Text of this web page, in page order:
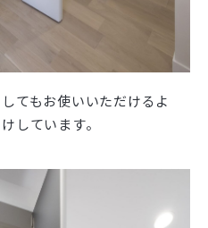
てもお使いいただけるよ
しています。